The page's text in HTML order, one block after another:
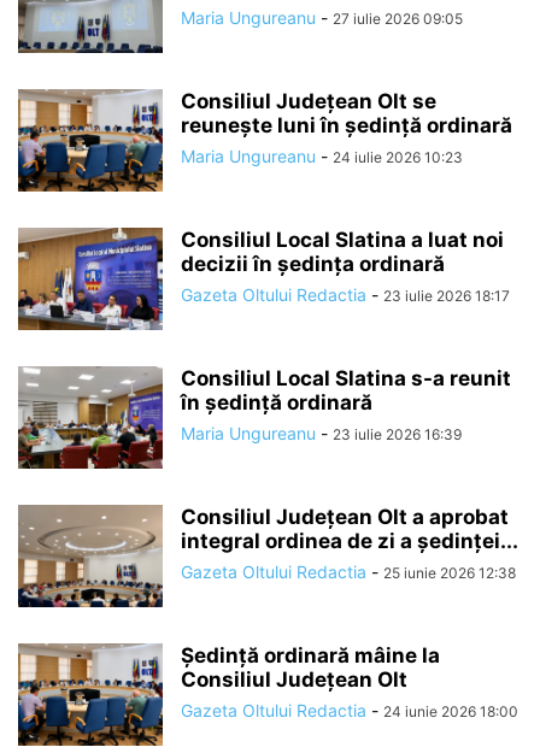
Maria Ungureanu - 27 iulie 2026 09:05
Consiliul Județean Olt se
reunește luni în ședință ordinară
Maria Ungureanu - 24 iulie 2026 10:23
Consiliul Local Slatina a luat noi
decizii în ședința ordinară
Gazeta Oltului Redactia - 23 iulie 2026 18:17
Consiliul Local Slatina s-a reunit
în ședință ordinară
Maria Ungureanu - 23 iulie 2026 16:39
Consiliul Județean Olt a aprobat
integral ordinea de zi a ședinței...
Gazeta Oltului Redactia - 25 iunie 2026 12:38
Ședință ordinară mâine la
Consiliul Județean Olt
Gazeta Oltului Redactia - 24 iunie 2026 18:00